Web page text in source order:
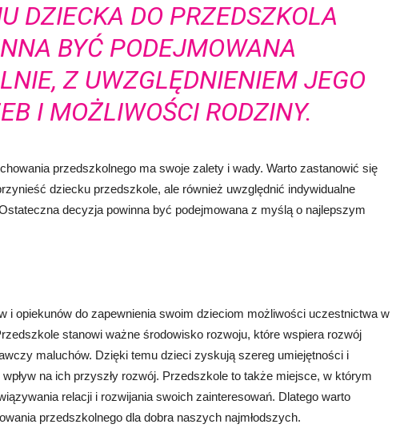
DZIECKA DO PRZEDSZKOLA
BYĆ PODEJMOWANA
Z UWZGLĘDNIENIEM JEGO
I MOŻLIWOŚCI RODZINY.
przedszkolnego ma swoje zalety i wady. Warto zastanowić się
dziecku przedszkole, ale również uwzględnić indywidualne
decyzja powinna być podejmowana z myślą o najlepszym
i opiekunów do zapewnienia swoim dzieciom możliwości uczestnictwa w
stanowi ważne środowisko rozwoju, które wspiera rozwój
maluchów. Dzięki temu dzieci zyskują szereg umiejętności i
na ich przyszły rozwój. Przedszkole to także miejsce, w którym
relacji i rozwijania swoich zainteresowań. Dlatego warto
przedszkolnego dla dobra naszych najmłodszych.